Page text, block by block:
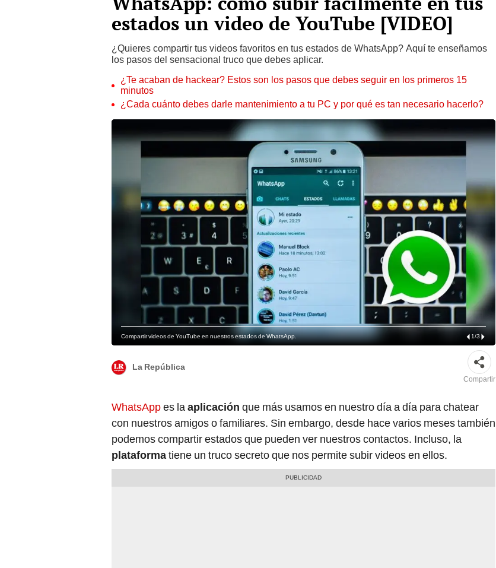
estados un video de YouTube [VIDEO]
¿Quieres compartir tus videos favoritos en tus estados de WhatsApp? Aquí te enseñamos
los pasos del sensacional truco que debes aplicar.
¿Te acaban de hackear? Estos son los pasos que debes seguir en los primeros 15
minutos
¿Cada cuánto debes darle mantenimiento a tu PC y por qué es tan necesario hacerlo?
Compartir videos de YouTube en nuestros estados de WhatsApp. 1/3
La República
Compartir
WhatsAppes laaplicación que más usamos en nuestro día a día para chatear
con nuestros amigos o familiares. Sin embargo, desde hace varios meses también
podemos compartir estados que pueden ver nuestros contactos. Incluso, la
plataformatiene un truco secreto que nos permite subir videos en ellos.